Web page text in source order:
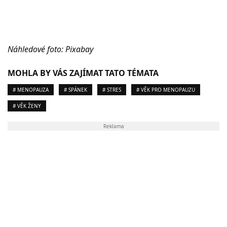
Náhledové foto: Pixabay
MOHLA BY VÁS ZAJÍMAT TATO TÉMATA
# MENOPAUZA # SPÁNEK # STRES # VĚK PRO MENOPAUZU
# VĚK ŽENY
Reklama